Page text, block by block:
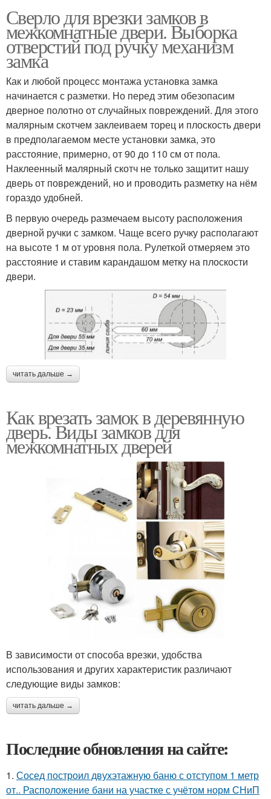
Сверло для врезки замков в
межкомнатные двери. Выборка
отверстий под ручку механизм
замка
Как и любой процесс монтажа установка замка
начинается с разметки. Но перед этим обезопасим
дверное полотно от случайных повреждений. Для этого
малярным скотчем заклеиваем торец и плоскость двери
в предполагаемом месте установки замка, это
расстояние, примерно, от 90 до 110 см от пола.
Наклеенный малярный скотч не только защитит нашу
дверь от повреждений, но и проводить разметку на нём
гораздо удобней.
В первую очередь размечаем высоту расположения
дверной ручки с замком. Чаще всего ручку располагают
на высоте 1 м от уровня пола. Рулеткой отмеряем это
расстояние и ставим карандашом метку на плоскости
двери.
читать дальше →
Как врезать замок в деревянную
дверь. Виды замков для
межкомнатных дверей
В зависимости от способа врезки, удобства
использования и других характеристик различают
следующие виды замков:
читать дальше →
Последние обновления на сайте:
1. Сосед построил двухэтажную баню с отступом 1 метр
от.. Расположение бани на участке с учётом норм СНиП